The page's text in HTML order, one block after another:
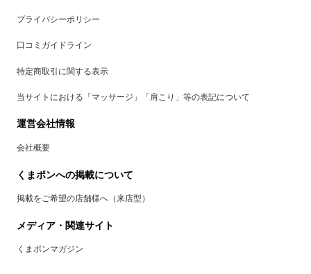
プライバシーポリシー
口コミガイドライン
特定商取引に関する表示
当サイトにおける「マッサージ」「肩こり」等の表記について
運営会社情報
会社概要
くまポンへの掲載について
掲載をご希望の店舗様へ（来店型）
メディア・関連サイト
くまポンマガジン